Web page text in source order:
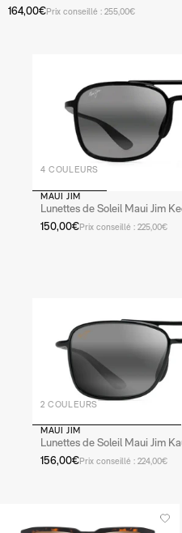
164,00€Prix conseillé : 255,00€
4 COULEURS
MAUI JIM
Lunettes de Soleil Maui Jim
150,00€Prix conseillé : 225,00€
2 COULEURS
MAUI JIM
Lunettes de Soleil Maui Jim
156,00€Prix conseillé : 224,00€